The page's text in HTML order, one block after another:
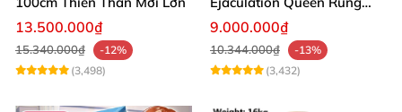
13.500.000₫
15.340.000₫
-12%
(3,498)
Cảm Biến Sưởi Ấm Xuất
9.000.000₫
10.344.000₫
-13%
(3,432)